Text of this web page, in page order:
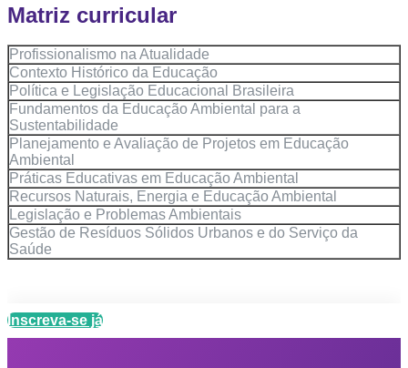
Matriz curricular
Profissionalismo na Atualidade
Contexto Histórico da Educação
Política e Legislação Educacional Brasileira
Fundamentos da Educação Ambiental para a
Sustentabilidade
Planejamento e Avaliação de Projetos em Educação
Ambiental
Práticas Educativas em Educação Ambiental
Recursos Naturais, Energia e Educação Ambiental
Legislação e Problemas Ambientais
Gestão de Resíduos Sólidos Urbanos e do Serviço da
Saúde
Inscreva-se já